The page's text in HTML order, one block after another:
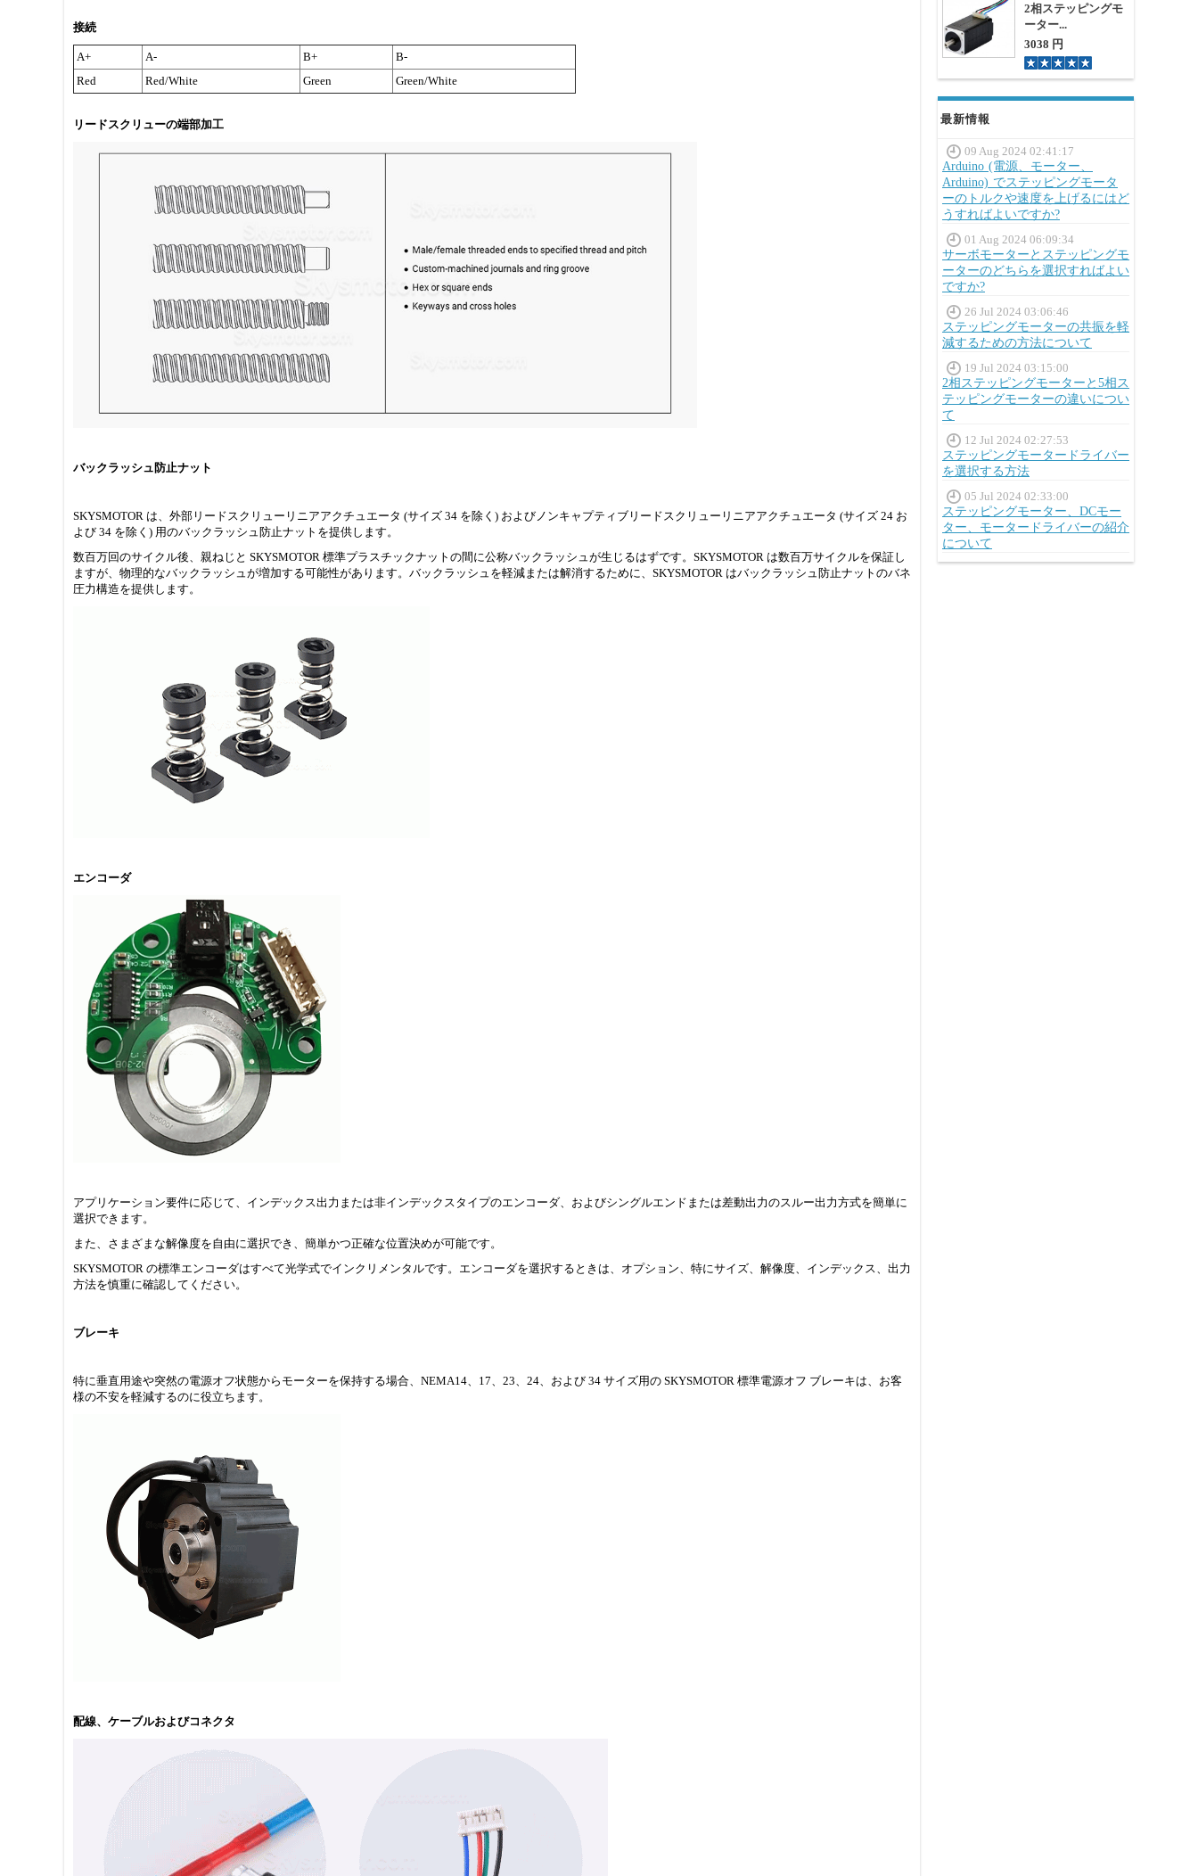
2相ステッピングモ
ーター...
3038 円
最新情報
09 Aug 2024 02:41:17
Arduino (電源、モーター、
Arduino) でステッピングモータ
ーのトルクや速度を上げるにはど
うすればよいですか?
01 Aug 2024 06:09:34
サーボモーターとステッピングモ
ーターのどちらを選択すればよい
ですか?
26 Jul 2024 03:06:46
ステッピングモーターの共振を軽
減するための方法について
19 Jul 2024 03:15:00
2相ステッピングモーターと5相ス
テッピングモーターの違いについ
て
12 Jul 2024 02:27:53
ステッピングモータードライバー
を選択する方法
05 Jul 2024 02:33:00
ステッピングモーター、DCモー
ター、モータードライバーの紹介
について
接続
A+ A- B+
B-
Red
Red/White Green Green/White
リードスクリューの端部加工
バックラッシュ防止ナット
SKYSMOTOR は、外部リードスクリューリニアアクチュエータ (サイズ 34 を除く) およびノンキャプティブリードスクリューリニアアクチュエータ (サイズ 24 お
よび 34 を除く) 用のバックラッシュ防止ナットを提供します。
数百万回のサイクル後、親ねじと SKYSMOTOR 標準プラスチックナットの間に公称バックラッシュが生じるはずです。SKYSMOTOR は数百万サイクルを保証し
ますが、物理的なバックラッシュが増加する可能性があります。バックラッシュを軽減または解消するために、SKYSMOTOR はバックラッシュ防止ナットのバネ
圧力構造を提供します。
エンコーダ
アプリケーション要件に応じて、インデックス出力または非インデックスタイプのエンコーダ、およびシングルエンドまたは差動出力のスルー出力方式を簡単に
選択できます。
また、さまざまな解像度を自由に選択でき、簡単かつ正確な位置決めが可能です。
SKYSMOTOR の標準エンコーダはすべて光学式でインクリメンタルです。エンコーダを選択するときは、オプション、特にサイズ、解像度、インデックス、出力
方法を慎重に確認してください。
ブレーキ
特に垂直用途や突然の電源オフ状態からモーターを保持する場合、NEMA14、17、23、24、および 34 サイズ用の SKYSMOTOR 標準電源オフ ブレーキは、お客
様の不安を軽減するのに役立ちます。
配線、ケーブルおよびコネクタ